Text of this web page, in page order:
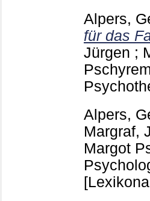
Alpers,
für das
Jürgen ;
Alpers,
Margraf,
Margot